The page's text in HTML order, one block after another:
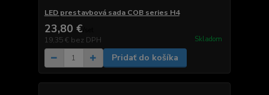
LED prestavbová sada COB series H4
23,80 €
19,35 € bez DPH Skladom
Pridať do košíka